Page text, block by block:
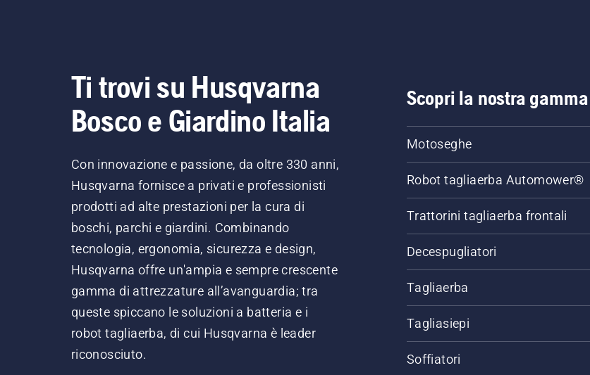
dell'albero. L'olio
Ti trovi su Husqvarna
Bosco e Giardino Italia
Con innovazione e passione, da oltre 330 anni,
Husqvarna fornisce a privati e professionisti
prodotti ad alte prestazioni per la cura di
boschi, parchi e giardini. Combinando
tecnologia, ergonomia, sicurezza e design,
Husqvarna offre un'ampia e sempre crescente
gamma di attrezzature all’avanguardia; tra
queste spiccano le soluzioni a batteria e i
robot tagliaerba, di cui Husqvarna è leader
riconosciuto.
Scopri la nostra gamma
Motoseghe
Robot tagliaerba Automower®
Trattorini tagliaerba frontali
Decespugliatori
Tagliaerba
Tagliasiepi
Soffiatori